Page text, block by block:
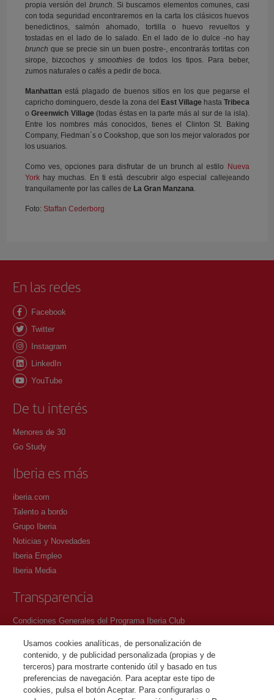
propia versión del brunch. Si buscamos elementos comunes, casi
con toda seguridad encontraremos en la carta los clásicos huevos
benedictinos, salmón ahomado, tortilla o huevo revueltos y
tostadas en el lado de lo salado. En el lado de lo dulce -no hay
brunch que se precie sin un buen postre-, encontrarás tortitas con
sirope, bizcochos y smoothiesde todos los tipos. Para beber,
zumos naturales o cafés a pedir de boca.
Manhattanestá plagado de buenos sitios en los que pegarse el
capricho dominguero, desde la zona del
East Village hasta Tribeca
oGreenwich Village (todas éstas en la parte más al sur de la isla).
Entre los nombres más conocidos, tienes el Clinton St. Baking
Company, Fiedman´s o Cookshop, que son los mejor valorados por
los usuarios.
Como ves, opciones para disfrutar de un brunch al estilo
Nueva
Yorkhay muchas. En ti está descubrir algo especial callejeando
tranquilamente por las calles de La Gran Manzana.
Foto: Staffan Cederborg
En las redes
Facebook
Twitter
Instagram
LinkedIn
YouTube
De tu interés
Menores de 30
Go Study
Iberia es más
iberia.com
Talento a bordo
Grupo Iberia
Noticias y Novedades
Iberia Empleo
Iberia Media
Transparencia
Condiciones Generales del Programa Iberia Club
Política de protección de datos personales
Gestión y Política de cookies
Contacto
Usamos cookies analíticas, de personalización de
contenido, y de publicidad personalizada (propias y de
terceros) para mostrarte contenido útil y basado en tus
preferencias de navegación. Para aceptar este tipo de
cookies, pulsa el botón Aceptar. Para configurarlas o